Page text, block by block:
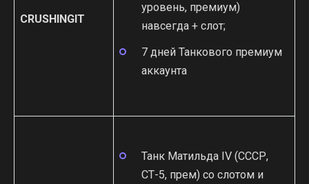
CRUSHINGIT
уровень, премиум)
навсегда + слот;
7 дней Танкового премиум
аккаунта
Танк Матильда IV (СССР,
СТ-5, прем) со слотом и